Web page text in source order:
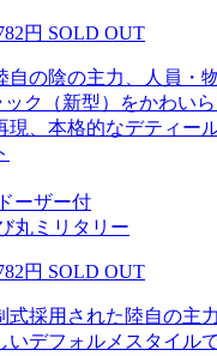
円 SOLD OUT
自の陰の主力、人員・
ック（新型）をかわい
現、本格的なデティー
ーザー付
丸ミリタリー
円 SOLD OUT
式採用された陸自の主
いデフォルメスタイル